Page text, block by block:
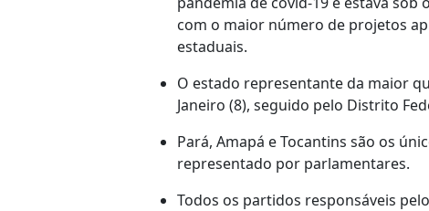
com o maior número de projetos
estaduais.
O estado representante da maior
Janeiro (8), seguido pelo Distrito
Pará, Amapá e Tocantins são os
representado por parlamentares.
Todos os partidos responsáveis